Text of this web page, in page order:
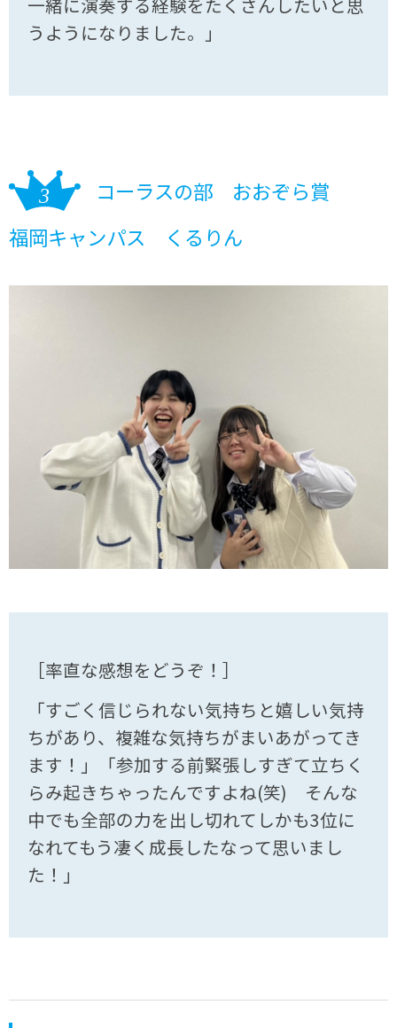
うようになりました。」
コーラスの部 おおぞら賞
福岡キャンパス くるりん
［率直な感想をどうぞ！］
「すごく信じられない気持ちと嬉しい気持
ちがあり、複雑な気持ちがまいあがってき
ます！」「参加する前緊張しすぎて立ちく
らみ起きちゃったんですよね(笑) そんな
中でも全部の力を出し切れてしかも3位に
なれてもう凄く成長したなって思いまし
た！」